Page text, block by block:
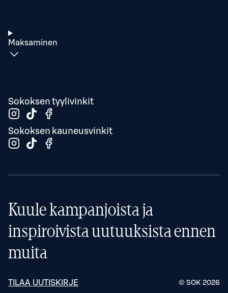
Maksaminen
Sokoksen tyylivinkit
Sokoksen kauneusvinkit
Kuule kampanjoista ja
inspiroivista uutuuksista ennen
muita
TILAA UUTISKIRJE © SOK 2026